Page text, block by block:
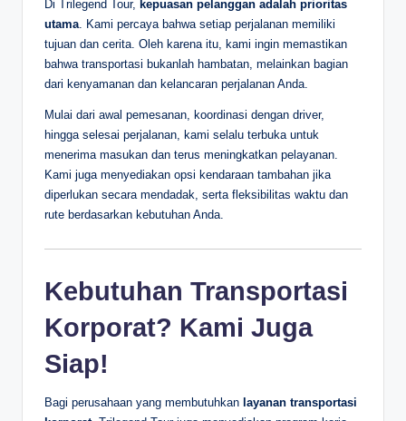
Di Trilegend Tour, kepuasan pelanggan adalah prioritas
utama. Kami percaya bahwa setiap perjalanan memiliki
tujuan dan cerita. Oleh karena itu, kami ingin memastikan
bahwa transportasi bukanlah hambatan, melainkan bagian
dari kenyamanan dan kelancaran perjalanan Anda.
Mulai dari awal pemesanan, koordinasi dengan driver,
hingga selesai perjalanan, kami selalu terbuka untuk
menerima masukan dan terus meningkatkan pelayanan.
Kami juga menyediakan opsi kendaraan tambahan jika
diperlukan secara mendadak, serta fleksibilitas waktu dan
rute berdasarkan kebutuhan Anda.
Kebutuhan Transportasi
Korporat? Kami Juga
Siap!
Bagi perusahaan yang membutuhkan layanan transportasi